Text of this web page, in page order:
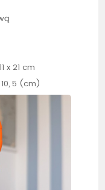
x 21 cm
10, 5 (cm)